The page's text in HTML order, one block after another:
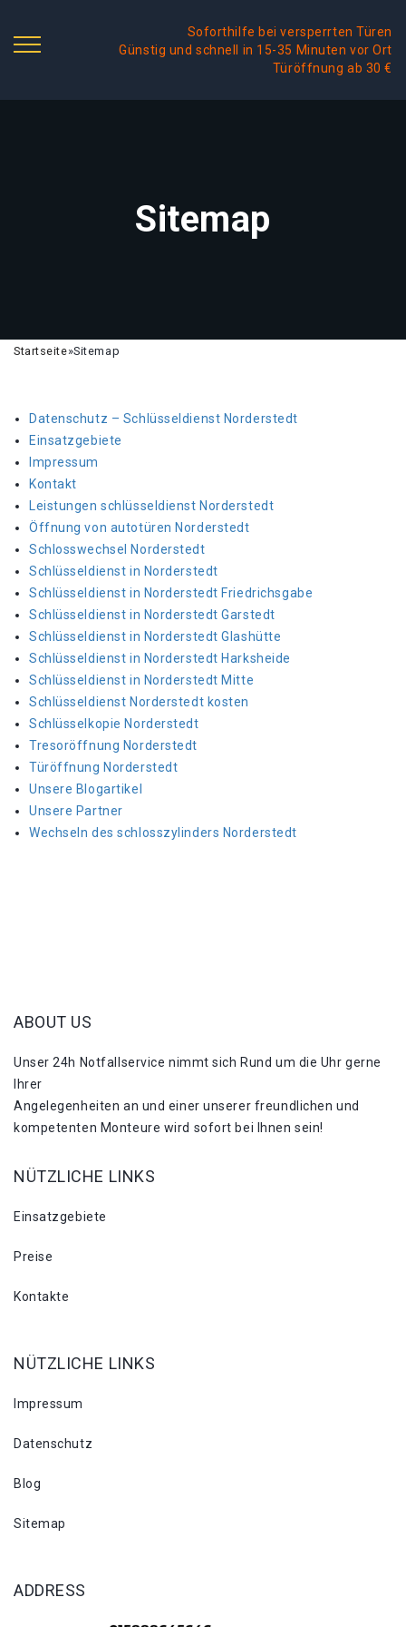
Soforthilfe bei versperrten Türen
Günstig und schnell in 15-35 Minuten vor Ort
Türöffnung ab 30 €
Sitemap
Startseite»Sitemap
Datenschutz – Schlüsseldienst Norderstedt
Einsatzgebiete
Impressum
Kontakt
Leistungen schlüsseldienst Norderstedt
Öffnung von autotüren Norderstedt
Schlosswechsel Norderstedt
Schlüsseldienst in Norderstedt
Schlüsseldienst in Norderstedt Friedrichsgabe
Schlüsseldienst in Norderstedt Garstedt
Schlüsseldienst in Norderstedt Glashütte
Schlüsseldienst in Norderstedt Harksheide
Schlüsseldienst in Norderstedt Mitte
Schlüsseldienst Norderstedt kosten
Schlüsselkopie Norderstedt
Tresoröffnung Norderstedt
Türöffnung Norderstedt
Unsere Blogartikel
Unsere Partner
Wechseln des schlosszylinders Norderstedt
ABOUT US
Unser 24h Notfallservice nimmt sich Rund um die Uhr gerne
Ihrer
Angelegenheiten an und einer unserer freundlichen und
kompetenten Monteure wird sofort bei Ihnen sein!
NÜTZLICHE LINKS
Einsatzgebiete
Preise
Kontakte
NÜTZLICHE LINKS
Impressum
Datenschutz
Blog
Sitemap
ADDRESS